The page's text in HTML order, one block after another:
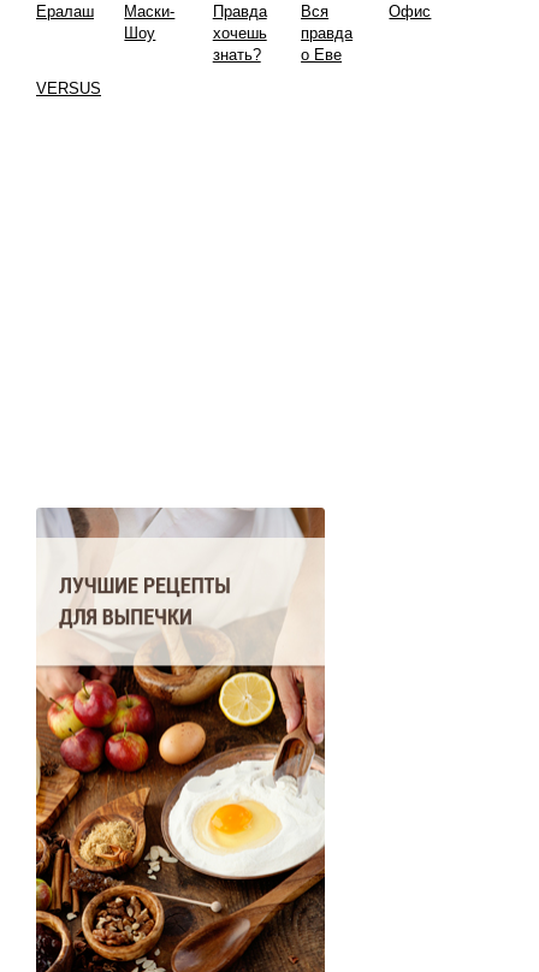
Ералаш
Маски-
Шоу
Правда
хочешь
знать?
Вся
правда
о Еве
Офис
VERSUS